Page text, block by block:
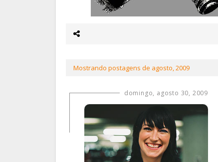
Mostrando postagens de agosto, 2009
domingo, agosto 30, 2009